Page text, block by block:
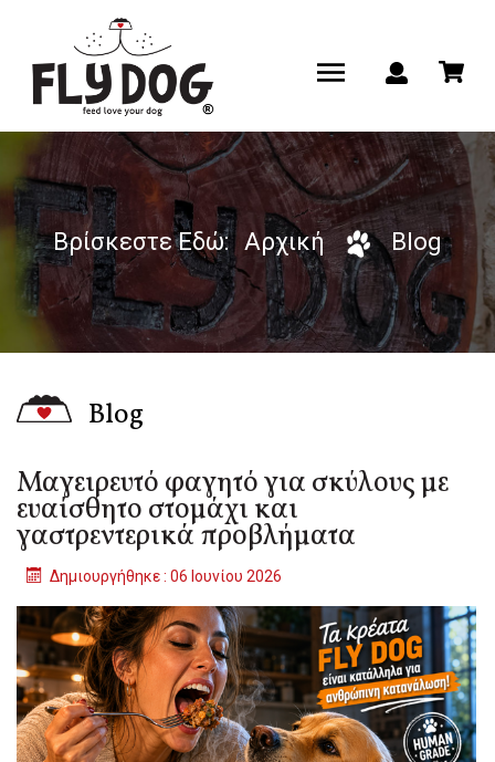
Βρίσκεστε Εδώ: Αρχική Blog
Blog
Μαγειρευτό φαγητό για σκύλους με
ευαίσθητο στομάχι και
γαστρεντερικά προβλήματα
Δημιουργήθηκε : 06 Ιουνίου 2026